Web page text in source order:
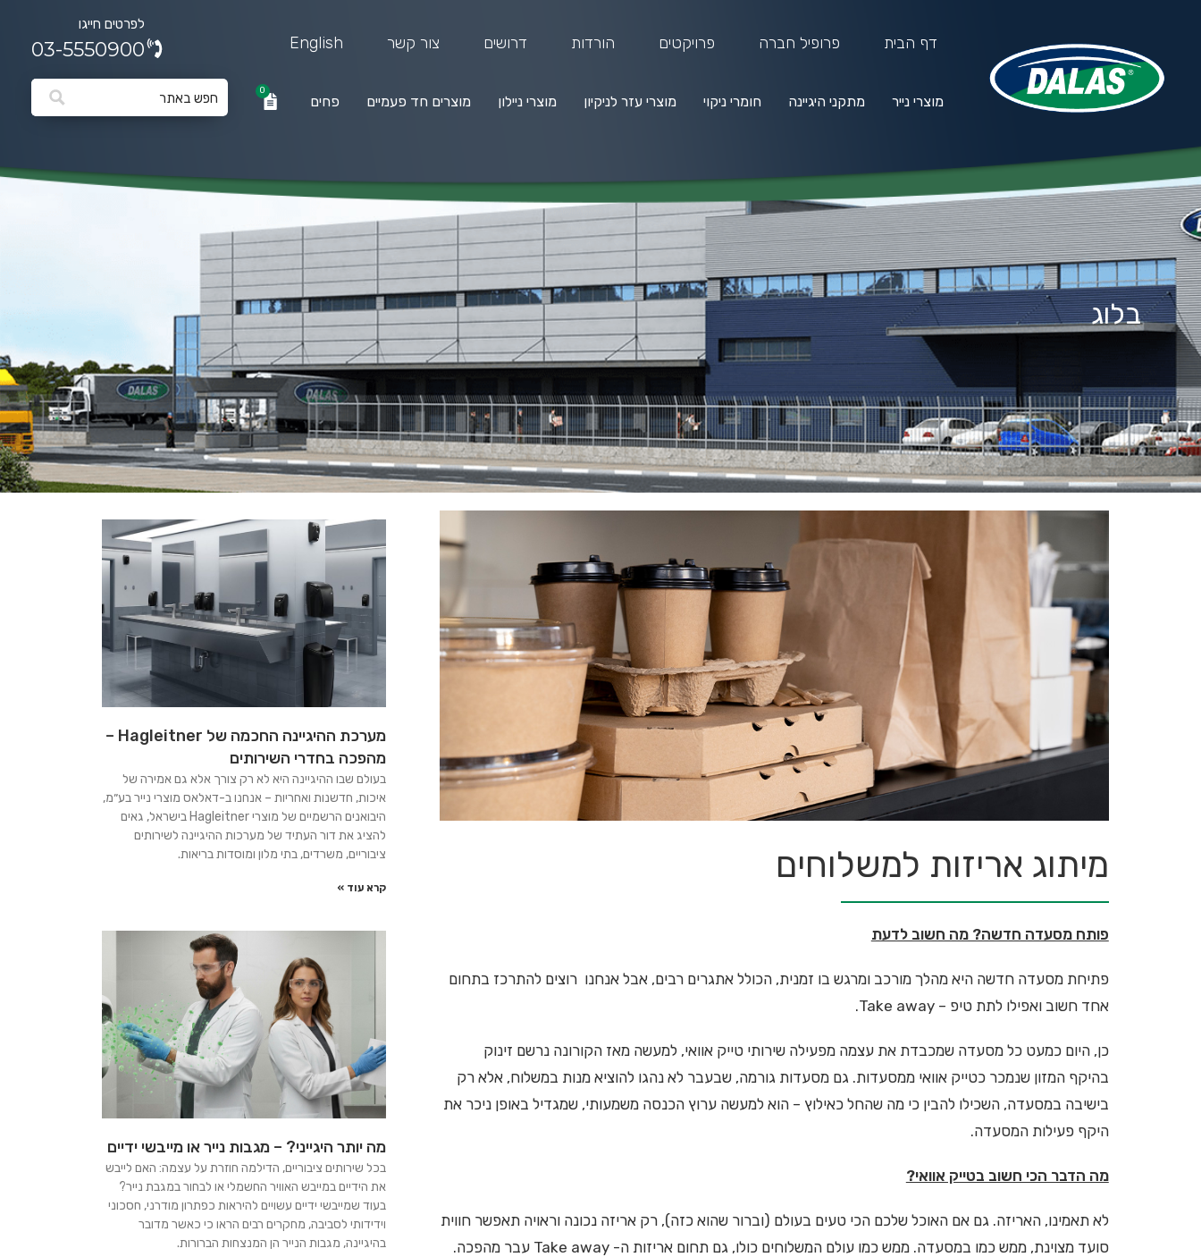
דף הבית פרופיל חברה פרויקטים הורדות דרושים צור קשר English
לפרטים חייגו
03-5550900
מוצרי נייר מתקני היגיינה חומרי ניקוי מוצרי עזר לניקיון מוצרי ניילון מוצרים חד פעמיים פחים
0
מוצרי נייר מתקני היגיינה חומרי ניקוי מוצרי עזר לניקיון מוצרי ניילון מוצרים חד פעמיים פחים
0
בלוג
מיתוג אריזות למשלוחים
פותח מסעדה חדשה? מה חשוב לדעת
פתיחת מסעדה חדשה היא מהלך מורכב ומרגש בו זמנית, הכולל אתגרים רבים, אבל אנחנו רוצים להתרכז בתחום
אחד חשוב ואפילו לתת טיפ – Take away.
כן, היום כמעט כל מסעדה שמכבדת את עצמה מפעילה שירותי טייק אוואי, למעשה מאז הקורונה נרשם זינוק
בהיקף המזון שנמכר כטייק אוואי ממסעדות. גם מסעדות גורמה, שבעבר לא נהגו להוציא מנות במשלוח, אלא רק
בישיבה במסעדה, השכילו להבין כי מה שהחל כאילוץ – הוא למעשה ערוץ הכנסה משמעותי, שמגדיל באופן ניכר את
היקף פעילות המסעדה.
מה הדבר הכי חשוב בטייק אוואי?
לא תאמינו, האריזה. גם אם האוכל שלכם הכי טעים בעולם (וברור שהוא כזה), רק אריזה נכונה וראויה תאפשר חווית
סועד מצוינת, ממש כמו במסעדה. ממש כמו עולם המשלוחים כולו, גם תחום אריזות ה- Take away עבר מהפכה.
מערכת ההיגיינה החכמה של Hagleitner –
מהפכה בחדרי השירותים
בעולם שבו ההיגיינה היא לא רק צורך אלא גם אמירה של
איכות, חדשנות ואחריות – אנחנו ב-דאלאס מוצרי נייר בע״מ,
היבואנים הרשמיים של מוצרי Hagleitner בישראל, גאים
להציג את דור העתיד של מערכות ההיגיינה לשירותים
ציבוריים, משרדים, בתי מלון ומוסדות בריאות.
קרא עוד »
מה יותר היגייני? – מגבות נייר או מייבשי ידיים
בכל שירותים ציבוריים, הדילמה חוזרת על עצמה: האם לייבש
את הידיים במייבש האוויר החשמלי או לבחור במגבת נייר?
בעוד שמייבשי ידיים עשויים להיראות כפתרון מודרני, חסכוני
וידידותי לסביבה, מחקרים רבים הראו כי כאשר מדובר
בהיגיינה, מגבות הנייר הן המנצחות הברורות.